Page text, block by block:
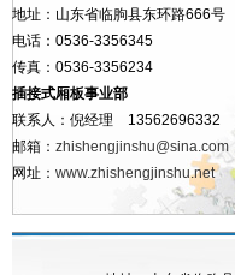
地址：山东省临朐县东环路666号
电话：0536-3356345
传真：0536-3356234
插接式厢板事业部
联系人：倪经理 13562696332
邮箱： zhishengjinshu@sina.com
网址： www.zhishengjinshu.net